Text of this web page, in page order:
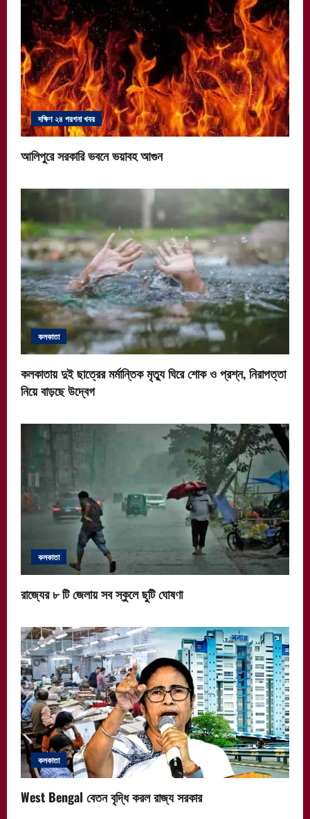
দক্ষিণ ২৪ পরগনা খবর
আলিপুরে সরকারি ভবনে ভয়াবহ আগুন
কলকাতা
কলকাতায় দুই ছাত্রের মর্মান্তিক মৃত্যু ঘিরে শোক ও প্রশ্ন, নিরাপত্তা
নিয়ে বাড়ছে উদ্বেগ
কলকাতা
রাজ্যের ৮ টি জেলায় সব স্কুলে ছুটি ঘোষণা
কলকাতা
West Bengal বেতন বৃদ্ধি করল রাজ্য সরকার